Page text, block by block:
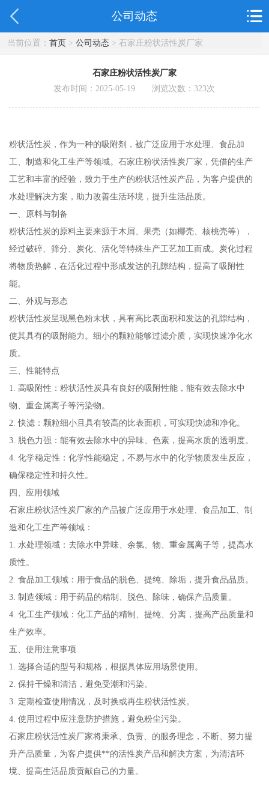
公司动态
当前位置： 首页> 公司动态> 石家庄粉状活性炭厂家
石家庄粉状活性炭厂家
发布时间：2025-05-19 浏览次数：323次
粉状活性炭，作为一种的吸附剂，被广泛应用于水处理、食品加
工、制造和化工生产等领域。石家庄粉状活性炭厂家，凭借的生产
工艺和丰富的经验，致力于生产的粉状活性炭产品，为客户提供的
水处理解决方案，助力改善生活环境，提升生活品质。
一、原料与制备
粉状活性炭的原料主要来源于木屑、果壳（如椰壳、核桃壳等），
经过破碎、筛分、炭化、活化等特殊生产工艺加工而成。炭化过程
将物质热解，在活化过程中形成发达的孔隙结构，提高了吸附性
能。
二、外观与形态
粉状活性炭呈现黑色粉末状，具有高比表面积和发达的孔隙结构，
使其具有的吸附能力。细小的颗粒能够过滤介质，实现快速净化水
质。
三、性能特点
1. 高吸附性：粉状活性炭具有良好的吸附性能，能有效去除水中
物、重金属离子等污染物。
2. 快滤：颗粒细小且具有较高的比表面积，可实现快滤和净化。
3. 脱色力强：能有效去除水中的异味、色素，提高水质的透明度。
4. 化学稳定性：化学性能稳定，不易与水中的化学物质发生反应，
确保稳定性和持久性。
四、应用领域
石家庄粉状活性炭厂家的产品被广泛应用于水处理、食品加工、制
造和化工生产等领域：
1. 水处理领域：去除水中异味、余氯、物、重金属离子等，提高水
质性。
2. 食品加工领域：用于食品的脱色、提纯、除垢，提升食品品质。
3. 制造领域：用于药品的精制、脱色、除味，确保产品质量。
4. 化工生产领域：化工产品的精制、提纯、分离，提高产品质量和
生产效率。
五、使用注意事项
1. 选择合适的型号和规格，根据具体应用场景使用。
2. 保持干燥和清洁，避免受潮和污染。
3. 定期检查使用情况，及时换或再生粉状活性炭。
4. 使用过程中应注意防护措施，避免粉尘污染。
石家庄粉状活性炭厂家将秉承、负责、的服务理念，不断、努力提
升产品质量，为客户提供**的活性炭产品和解决方案，为清洁环
境、提高生活品质贡献自己的力量。